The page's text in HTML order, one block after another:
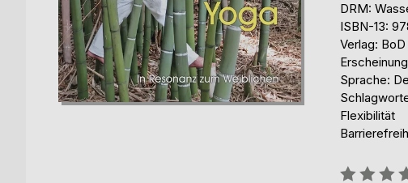
DRM:
ISBN-13:
Verlag:
Sprache:
Flexibilität
Bewertung::